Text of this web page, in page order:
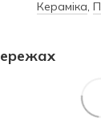
Кераміка